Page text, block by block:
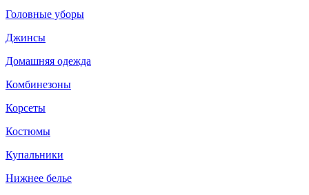
Головные уборы
Джинсы
Домашняя одежда
Комбинезоны
Корсеты
Костюмы
Купальники
Нижнее белье